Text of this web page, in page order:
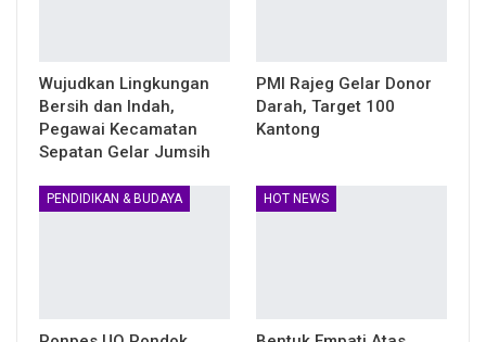
Wujudkan Lingkungan
Bersih dan Indah,
Pegawai Kecamatan
Sepatan Gelar Jumsih
PMI Rajeg Gelar Donor
Darah, Target 100
Kantong
PENDIDIKAN & BUDAYA HOT NEWS